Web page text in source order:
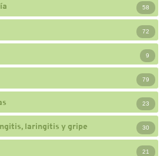
58
72
9
79
23
laringitis y gripe 30
21